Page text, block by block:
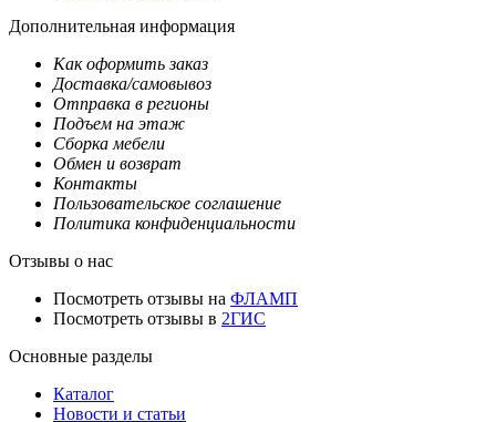
Дополнительная информация
Как оформить заказ
Доставка/самовывоз
Отправка в регионы
Подъем на этаж
Сборка мебели
Обмен и возврат
Контакты
Пользовательское соглашение
Политика конфиденциальности
Отзывы о нас
Посмотреть отзывы на ФЛАМП
Посмотреть отзывы в 2ГИС
Основные разделы
Каталог
Новости и статьи